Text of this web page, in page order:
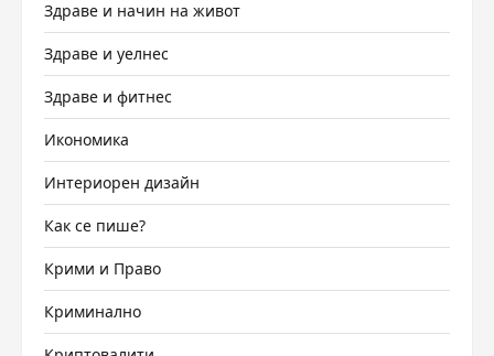
Здраве и начин на живот
Здраве и уелнес
Здраве и фитнес
Икономика
Интериорен дизайн
Как се пише?
Крими и Право
Криминално